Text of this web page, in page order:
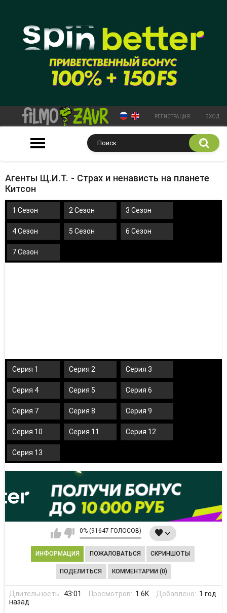
РЕГИСТРАЦИЯ ВХОД
Агенты Щ.И.Т. - Страх и ненависть на планете
Китсон
1 Сезон 2 Сезон 3 Сезон
4 Сезон 5 Сезон 6 Сезон
7 Сезон
Серия 1 Серия 2 Серия 3
Серия 4 Серия 5 Серия 6
Серия 7 Серия 8 Серия 9
Серия 10 Серия 11 Серия 12
Серия 13
0% (91647 ГОЛОСОВ)
ИНФОРМАЦИЯ ПОЖАЛОВАТЬСЯ СКРИНШОТЫ
ПОДЕЛИТЬСЯ КОММЕНТАРИИ (0)
Длительность: 43:01 Просмотров: 1.6K Добавлено: 1 год
назад